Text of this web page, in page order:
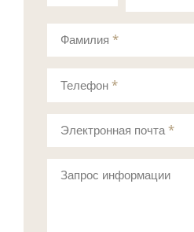
Телефон *
Запрос информации
Фамилия *
Электронная почта*